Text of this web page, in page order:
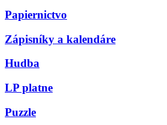
Papiernictvo
Zápisníky a kalendáre
Hudba
LP platne
Puzzle